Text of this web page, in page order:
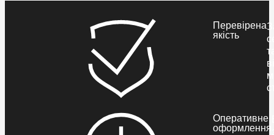
Перевірена
якість
Оперативне
оформлення